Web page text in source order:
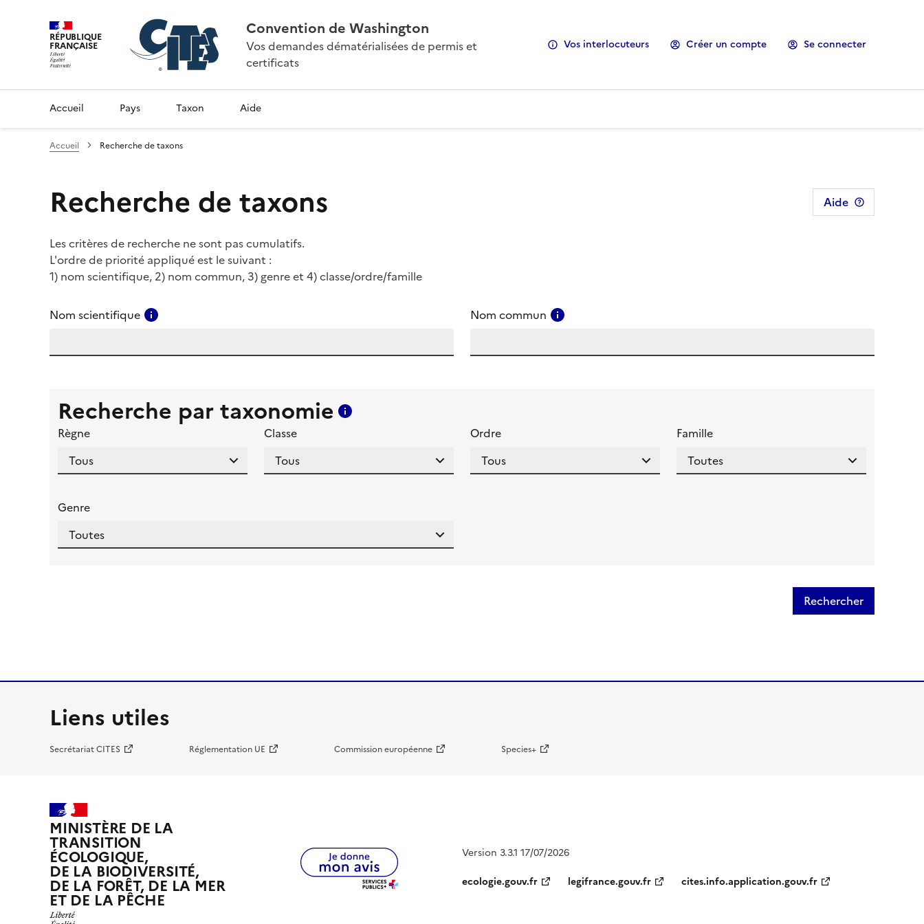
RÉPUBLIQUE
FRANÇAISE
Convention de Washington
Vos demandes dématérialisées de permis et
certificats
Vos interlocuteurs Créer un compte Se connecter
Accueil Pays Taxon Aide
Accueil Recherche de taxons
Recherche de taxons Aide
Les critères de recherche ne sont pas cumulatifs.
L'ordre de priorité appliqué est le suivant :
1) nom scientifique, 2) nom commun, 3) genre et 4) classe/ordre/famille
Nom scientifique Nom commun
Recherche par taxonomie
Règne
Classe Ordre Famille
Genre
Rechercher
Liens utiles
Secrétariat CITES Réglementation UE Commission européenne Species+
MINISTÈRE DE LA
TRANSITION
ÉCOLOGIQUE,
DE LA BIODIVERSITÉ,
DE LA FORÊT, DE LA MER
ET DE LA PÊCHE
Version 3.3.1 17/07/2026
ecologie.gouv.fr
legifrance.gouv.fr cites.info.application.gouv.fr